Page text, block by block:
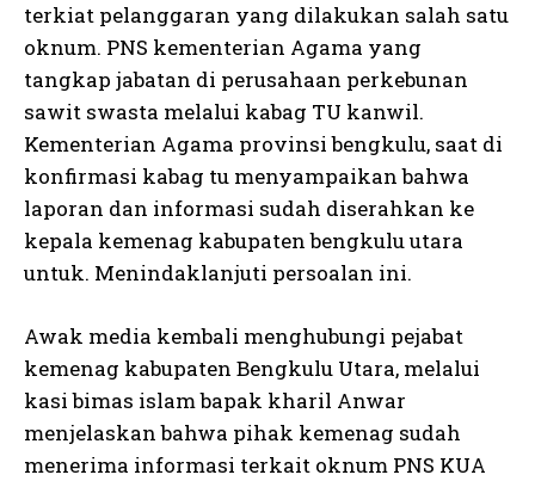
terkiat pelanggaran yang dilakukan salah satu
oknum. PNS kementerian Agama yang
tangkap jabatan di perusahaan perkebunan
sawit swasta melalui kabag TU kanwil.
Kementerian Agama provinsi bengkulu, saat di
konfirmasi kabag tu menyampaikan bahwa
laporan dan informasi sudah diserahkan ke
kepala kemenag kabupaten bengkulu utara
untuk. Menindaklanjuti persoalan ini.
Awak media kembali menghubungi pejabat
kemenag kabupaten Bengkulu Utara, melalui
kasi bimas islam bapak kharil Anwar
menjelaskan bahwa pihak kemenag sudah
menerima informasi terkait oknum PNS KUA